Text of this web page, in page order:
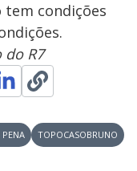
tem condições
R7
PENA TOPOCASOBRUNO